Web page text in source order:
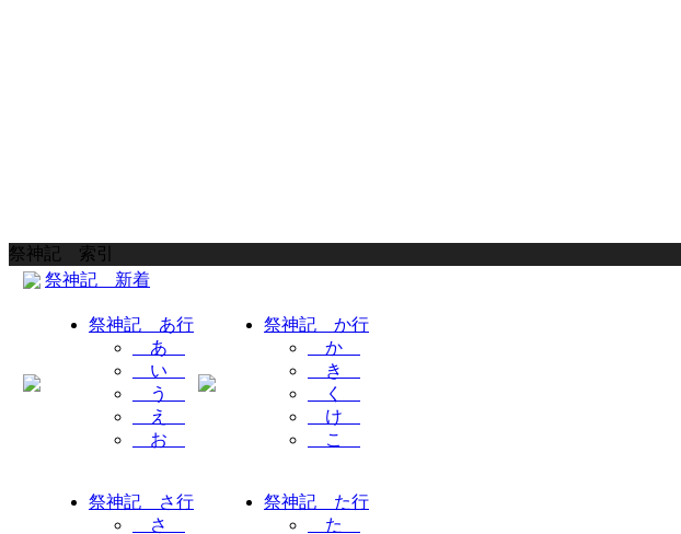
祭神記 索引
祭神記 新着
祭神記 あ行
あ
い
う
え
お
祭神記 か行
か
き
く
け
こ
祭神記 さ行
さ
祭神記 た行
た